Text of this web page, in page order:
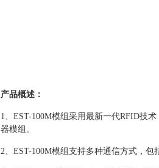
产品概述：
1、EST-100M模组采用最新一代RFID技
器模组。
2、EST-100M模组支持多种通信方式，包